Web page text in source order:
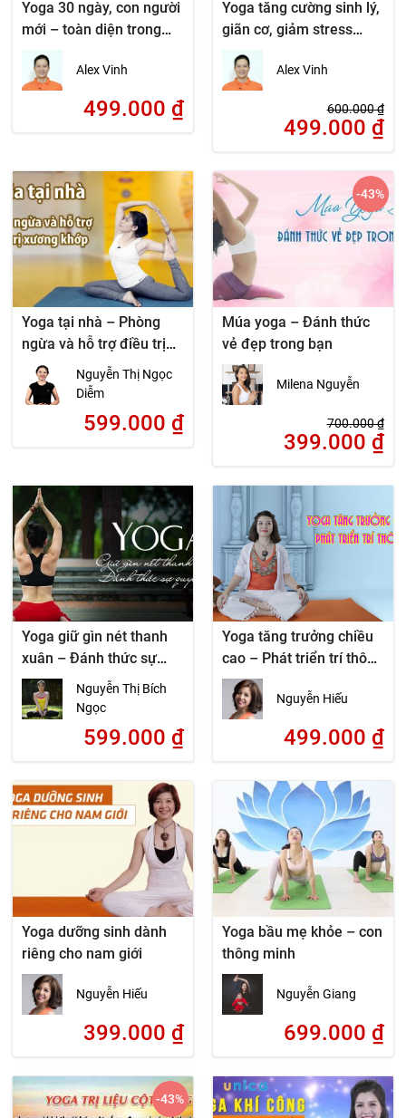
Yoga 30 ngày, con người
mới – toàn diện trong
ngoài
Alex Vinh
499.000 ₫
Yoga tăng cường sinh lý,
giãn cơ, giảm stress
dành cho nam giới
Alex Vinh
600.000₫
499.000 ₫
Yoga tại nhà – Phòng
ngừa và hỗ trợ điều trị
xương khớp
Nguyễn Thị Ngọc
Diễm
599.000 ₫
Múa yoga – Đánh thức
vẻ đẹp trong bạn
Milena Nguyễn
700.000₫
399.000 ₫
-43%
Yoga giữ gìn nét thanh
xuân – Đánh thức sự
quyến rũ
Nguyễn Thị Bích
Ngọc
599.000 ₫
Yoga tăng trưởng chiều
cao – Phát triển trí thông
minh
Nguyễn Hiếu
499.000 ₫
Yoga dưỡng sinh dành
riêng cho nam giới
Nguyễn Hiếu
399.000 ₫
Yoga bầu mẹ khỏe – con
thông minh
Nguyễn Giang
699.000 ₫
-43%